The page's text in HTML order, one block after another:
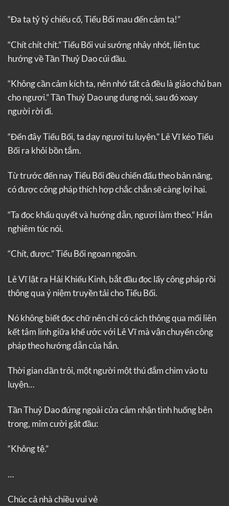
“Đa tạ tỷ tỷ chiếu cố, Tiểu Bối mau đến cảm tạ!”
“Chít chít chít.” Tiểu Bối vui sướng nhảy nhót, liên tục
hướng về Tần Thuỷ Dao cúi đầu.
“Không cần cảm kích ta, nên nhớ tất cả đều là giáo chủ ban
cho ngươi.” Tần Thuỷ Dao ung dung nói, sau đó xoay
người rời đi.
“Đến đây Tiểu Bối, ta dạy ngươi tu luyện.” Lê Vĩ kéo Tiểu
Bối ra khỏi bồn tắm.
Từ trước đến nay Tiểu Bối đều chiến đấu theo bản năng,
có được công pháp thích hợp chắc chắn sẽ càng lợi hại.
“Ta đọc khẩu quyết và hướng dẫn, ngươi làm theo.” Hắn
nghiêm túc nói.
“Chít, được.” Tiểu Bối ngoan ngoãn.
Lê Vĩ lật ra Hải Khiếu Kinh, bắt đầu đọc lấy công pháp rồi
thông qua ý niệm truyền tải cho Tiểu Bối.
Nó không biết đọc chữ nên chỉ có cách thông qua mối liên
kết tâm linh giữa khế ước với Lê Vĩ mà vận chuyển công
pháp theo hướng dẫn của hắn.
Thời gian dần trôi, một người một thú đắm chìm vào tu
luyện…
Tần Thuỷ Dao đứng ngoài cửa cảm nhận tình huống bên
trong, mỉm cười gật đầu:
“Không tệ.”
…
Chúc cả nhà chiều vui vẻ